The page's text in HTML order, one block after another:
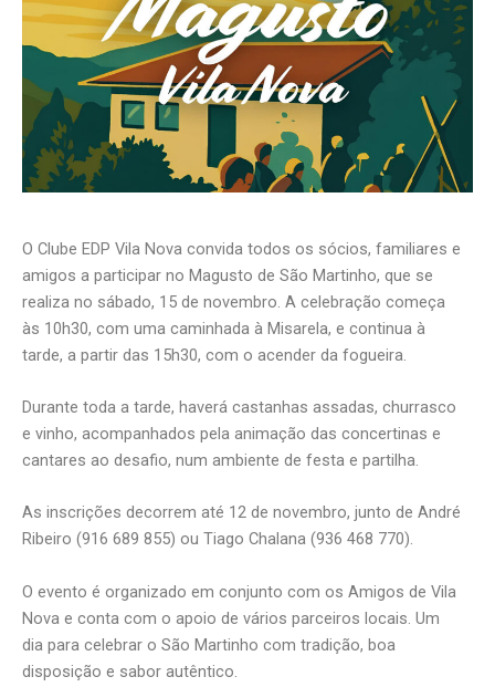
O Clube EDP Vila Nova convida todos os sócios, familiares e
amigos a participar no Magusto de São Martinho, que se
realiza no sábado, 15 de novembro. A celebração começa
às 10h30, com uma caminhada à Misarela, e continua à
tarde, a partir das 15h30, com o acender da fogueira.
Durante toda a tarde, haverá castanhas assadas, churrasco
e vinho, acompanhados pela animação das concertinas e
cantares ao desafio, num ambiente de festa e partilha.
As inscrições decorrem até 12 de novembro, junto de André
Ribeiro (916 689 855) ou Tiago Chalana (936 468 770).
O evento é organizado em conjunto com os Amigos de Vila
Nova e conta com o apoio de vários parceiros locais. Um
dia para celebrar o São Martinho com tradição, boa
disposição e sabor autêntico.